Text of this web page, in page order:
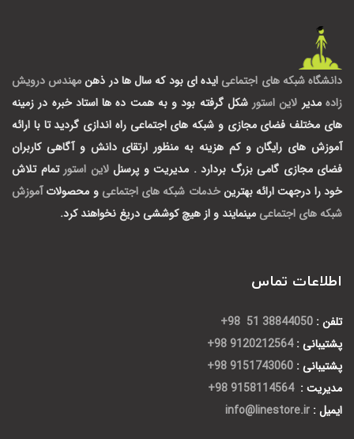
دانشگاه شبکه های اجتماعی ایده ای بود که سال ها در ذهنمهندس درویش
زاده مدیر لاین استور شکل گرفته بود و به همت ده ها استاد خبره در زمینه
های مختلف فضای مجازی و شبکه های اجتماعی راه اندازی گردید تا با ارائه
آموزش های رایگان و کم هزینه به منظور ارتقای دانش و آگاهی کاربران
فضای مجازی گامی بزرگ بردارد . مدیریت و پرسنللاین استور تمام تلاش
خود را درجهت ارائه بهترینخدمات شبکه های اجتماعی و محصولات آموزش
شبکه های اجتماعی مینمایند و از هیچ کوششی دریغ نخواهند کرد.
اطلاعات تماس
تلفن : 38844050 51 98+
پشتیبانی : 9120212564 98+
پشتیبانی : 9151743060 98+
مدیریت : 9158114564 98+
ایمیل : info@linestore.ir